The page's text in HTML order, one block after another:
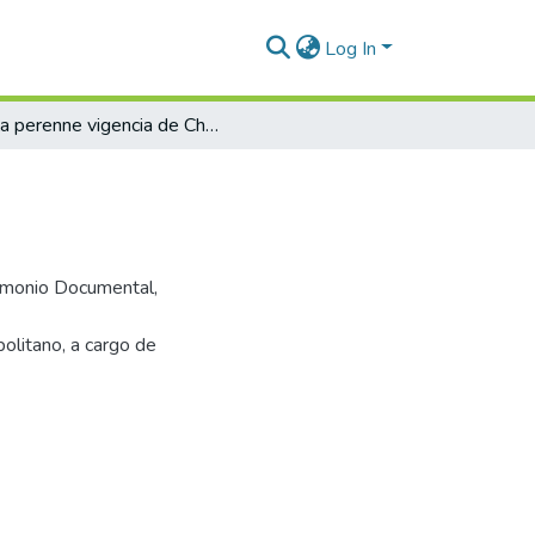
Log In
La perenne vigencia de Chopin
Documental,
a cargo de